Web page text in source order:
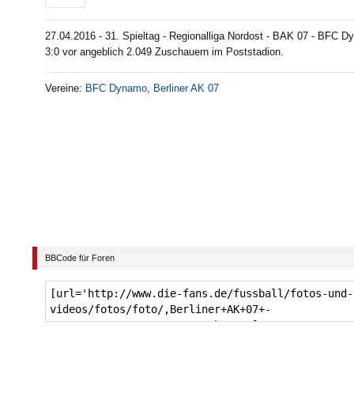
27.04.2016 - 31. Spieltag - Regionalliga Nordost - BAK 07 - BFC
3:0 vor angeblich 2.049 Zuschauern im Poststadion.
Vereine: BFC Dynamo, Berliner AK 07
BBCode für Foren